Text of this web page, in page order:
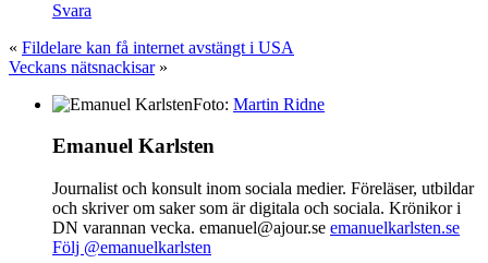
Svara
« Fildelare kan få internet avstängt i USA
Veckans nätsnackisar»
Foto: Martin Ridne
Emanuel Karlsten
Journalist och konsult inom sociala medier. Föreläser, utbildar
och skriver om saker som är digitala och sociala. Krönikor i
DN varannan vecka. emanuel@ajour.se emanuelkarlsten.se
Följ @emanuelkarlsten